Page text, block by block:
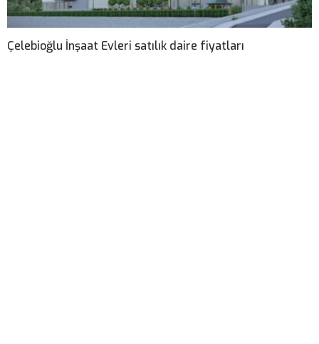
Çelebioğlu İnşaat Evleri satılık daire fiyatları